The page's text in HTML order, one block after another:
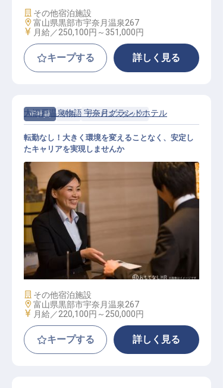
施設業態
その他宿泊施設
勤務地
富山県黒部市宇奈月温泉267
給与
月給／250,100円～ 351,000円
キープする 詳しく見る
正社員 宿泊 サービススタッフ
ホテル運営職（フロント・レストラ
ン等）／地域限定社員
大江戸温泉物語 宇奈月グランドホテル
転勤なし！大きく環境を変えることなく、安定し
たキャリアを実現しませんか
施設業態
その他宿泊施設
勤務地
富山県黒部市宇奈月温泉267
給与
月給／220,100円～ 250,000円
キープする 詳しく見る